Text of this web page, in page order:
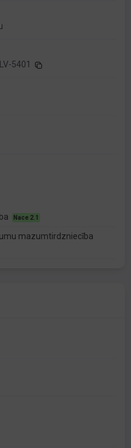
5401
Nace 2.1
mazumtirdzniecība